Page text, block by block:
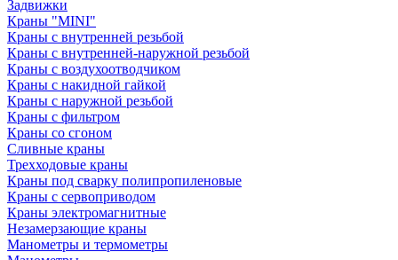
Задвижки
Краны "MINI"
Краны с внутренней резьбой
Краны с внутренней-наружной резьбой
Краны с воздухоотводчиком
Краны с накидной гайкой
Краны с наружной резьбой
Краны с фильтром
Краны со сгоном
Сливные краны
Трехходовые краны
Краны под сварку полипропиленовые
Краны с сервоприводом
Краны электромагнитные
Незамерзающие краны
Манометры и термометры